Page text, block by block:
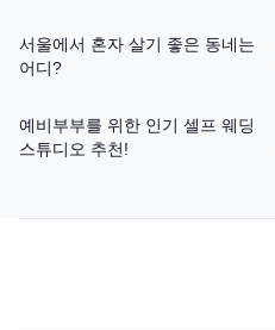
서울에서 혼자 살기 좋은 동네는
어디?
예비부부를 위한 인기 셀프 웨딩
스튜디오 추천!